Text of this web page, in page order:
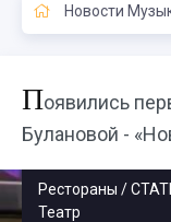
Новости
Появились
Булановой -
Рестораны /
Театр